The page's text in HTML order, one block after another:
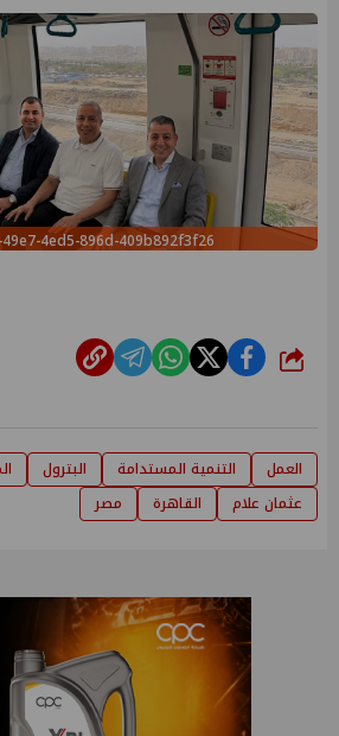
4ed5-896d-409b892f3f26
شارك
العمل التنمية المستدامة البترول
عثمان علام
القاهرة مصر